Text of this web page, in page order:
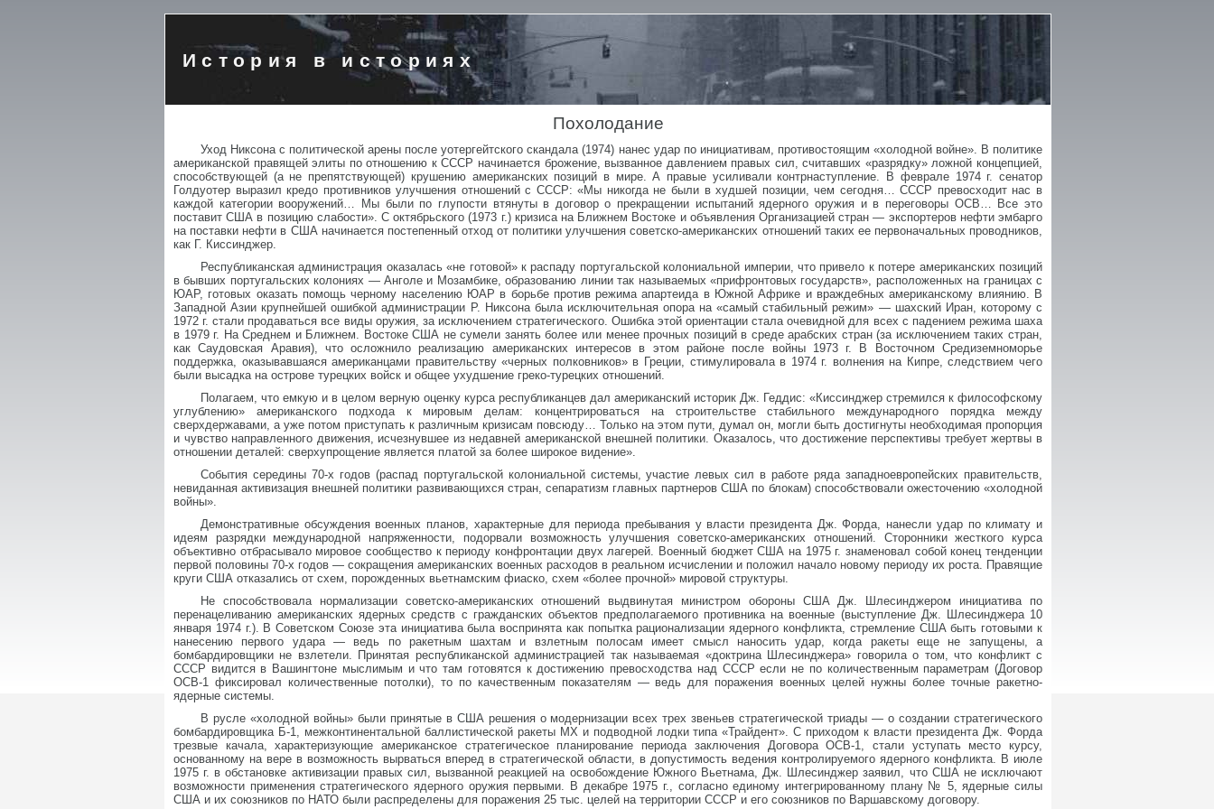
История в историях
Похолодание
Уход Никсона с политической арены после уотергейтского скандала (1974) нанес удар по инициативам, противостоящим «холодной войне». В политике
американской правящей элиты по отношению к СССР начинается брожение, вызванное давлением правых сил, считавших «разрядку» ложной концепцией,
способствующей (а не препятствующей) крушению американских позиций в мире. А правые усиливали контрнаступление. В феврале 1974 г. сенатор
Голдуотер выразил кредо противников улучшения отношений с СССР: «Мы никогда не были в худшей позиции, чем сегодня… СССР превосходит нас в
каждой категории вооружений… Мы были по глупости втянуты в договор о прекращении испытаний ядерного оружия и в переговоры ОСВ… Все это
поставит США в позицию слабости». С октябрьского (1973 г.) кризиса на Ближнем Востоке и объявления Организацией стран — экспортеров нефти эмбарго
на поставки нефти в США начинается постепенный отход от политики улучшения советско-американских отношений таких ее первоначальных проводников,
как Г. Киссинджер.
Республиканская администрация оказалась «не готовой» к распаду португальской колониальной империи, что привело к потере американских позиций
в бывших португальских колониях — Анголе и Мозамбике, образованию линии так называемых «прифронтовых государств», расположенных на границах с
ЮАР, готовых оказать помощь черному населению ЮАР в борьбе против режима апартеида в Южной Африке и враждебных американскому влиянию. В
Западной Азии крупнейшей ошибкой администрации Р. Никсона была исключительная опора на «самый стабильный режим» — шахский Иран, которому с
1972 г. стали продаваться все виды оружия, за исключением стратегического. Ошибка этой ориентации стала очевидной для всех с падением режима шаха
в 1979 г. На Среднем и Ближнем. Востоке США не сумели занять более или менее прочных позиций в среде арабских стран (за исключением таких стран,
как Саудовская Аравия), что осложнило реализацию американских интересов в этом районе после войны 1973 г. В Восточном Средиземноморье
поддержка, оказывавшаяся американцами правительству «черных полковников» в Греции, стимулировала в 1974 г. волнения на Кипре, следствием чего
были высадка на острове турецких войск и общее ухудшение греко-турецких отношений.
Полагаем, что емкую и в целом верную оценку курса республиканцев дал американский историк Дж. Геддис: «Киссинджер стремился к философскому
углублению» американского подхода к мировым делам: концентрироваться на строительстве стабильного международного порядка между
сверхдержавами, а уже потом приступать к различным кризисам повсюду… Только на этом пути, думал он, могли быть достигнуты необходимая пропорция
и чувство направленного движения, исчезнувшее из недавней американской внешней политики. Оказалось, что достижение перспективы требует жертвы в
отношении деталей: сверхупрощение является платой за более широкое видение».
События середины 70-х годов (распад португальской колониальной системы, участие левых сил в работе ряда западноевропейских правительств,
невиданная активизация внешней политики развивающихся стран, сепаратизм главных партнеров США по блокам) способствовали ожесточению «холодной
войны».
Демонстративные обсуждения военных планов, характерные для периода пребывания у власти президента Дж. Форда, нанесли удар по климату и
идеям разрядки международной напряженности, подорвали возможность улучшения советско-американских отношений. Сторонники жесткого курса
объективно отбрасывало мировое сообщество к периоду конфронтации двух лагерей. Военный бюджет США на 1975 г. знаменовал собой конец тенденции
первой половины 70-х годов — сокращения американских военных расходов в реальном исчислении и положил начало новому периоду их роста. Правящие
круги США отказались от схем, порожденных вьетнамским фиаско, схем «более прочной» мировой структуры.
Не способствовала нормализации советско-американских отношений выдвинутая министром обороны США Дж. Шлесинджером инициатива по
перенацеливанию американских ядерных средств с гражданских объектов предполагаемого противника на военные (выступление Дж. Шлесинджера 10
января 1974 г.). В Советском Союзе эта инициатива была воспринята как попытка рационализации ядерного конфликта, стремление США быть готовыми к
нанесению первого удара — ведь по ракетным шахтам и взлетным полосам имеет смысл наносить удар, когда ракеты еще не запущены, а
бомбардировщики не взлетели. Принятая республиканской администрацией так называемая «доктрина Шлесинджера» говорила о том, что конфликт с
СССР видится в Вашингтоне мыслимым и что там готовятся к достижению превосходства над СССР если не по количественным параметрам (Договор
ОСВ-1 фиксировал количественные потолки), то по качественным показателям — ведь для поражения военных целей нужны более точные ракетно-
ядерные системы.
В русле «холодной войны» были принятые в США решения о модернизации всех трех звеньев стратегической триады — о создании стратегического
бомбардировщика Б-1, межконтинентальной баллистической ракеты МХ и подводной лодки типа «Трайдент». С приходом к власти президента Дж. Форда
трезвые качала, характеризующие американское стратегическое планирование периода заключения Договора ОСВ-1, стали уступать место курсу,
основанному на вере в возможность вырваться вперед в стратегической области, в допустимость ведения контролируемого ядерного конфликта. В июле
1975 г. в обстановке активизации правых сил, вызванной реакцией на освобождение Южного Вьетнама, Дж. Шлесинджер заявил, что США не исключают
возможности применения стратегического ядерного оружия первыми. В декабре 1975 г., согласно единому интегрированному плану № 5, ядерные силы
США и их союзников по НАТО были распределены для поражения 25 тыс. целей на территории СССР и его союзников по Варшавскому договору.